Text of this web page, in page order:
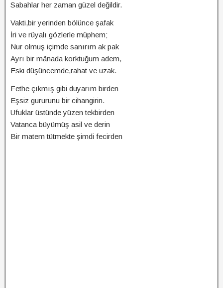
Sabahlar her zaman güzel değildir.
Vakti,bir yerinden bölünce şafak
İri ve rüyalı gözlerle müphem;
Nur olmuş içimde sanırım ak pak
Ayrı bir mânada korktuğum adem,
Eski düşüncemde,rahat ve uzak.
Fethe çıkmış gibi duyarım birden
Eşsiz gururunu bir cihangirin.
Ufuklar üstünde yüzen tekbirden
Vatanca büyümüş asil ve derin
Bir matem tütmekte şimdi fecirden